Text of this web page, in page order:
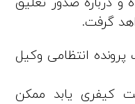
گرفت.
انتظامی وکیل
کیفری یابد ممکن